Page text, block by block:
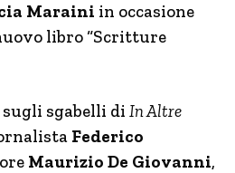
Maraini in occasione
libro “Scritture
sgabelli di In Altre
Federico
Maurizio De Giovanni,